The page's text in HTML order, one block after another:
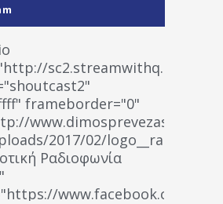
frameborder="0"
www.dimosprevezas.gr/wp-
2017/02/
Ραδιοφωνία
www.facebook.com/